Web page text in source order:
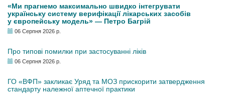
«Ми прагнемо максимально швидко інтегрувати
українську систему верифікації лікарських засобів
у європейську модель» — Петро Багрій
06 Серпня 2026 р.
Про типові помилки при застосуванні ліків
06 Серпня 2026 р.
ГО «ВФП» закликає Уряд та МОЗ прискорити затвердження
стандарту належної аптечної практики